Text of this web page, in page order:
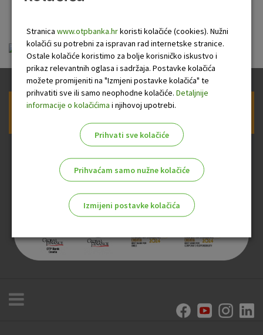
O nama otp_dnevno_financijsko_izvjesce.pdf
Prijava na newsletter OTP banke
Stranica www.otpbanka.hrkoristi kolačiće (cookies). Nužni
kolačići su potrebni za ispravan rad internetske stranice.
Ostale kolačiće koristimo za bolje korisničko iskustvo i
prikaz relevantnih oglasa i sadržaja. Postavke kolačića
možete promijeniti na "Izmjeni postavke kolačića" te
prihvatiti sve ili samo neophodne kolačiće. Detaljnije
informacije o kolačićima i njihovoj upotrebi.
Prihvati sve kolačiće
Prihvaćam samo nužne kolačiće
Izmijeni postavke kolačića